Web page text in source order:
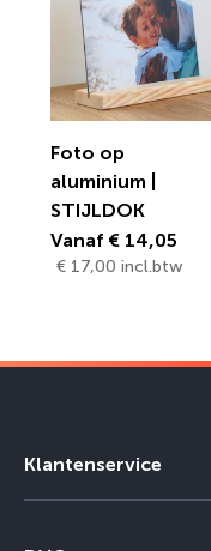
Foto op
aluminium |
STIJLDOK
Vanaf € 14,05
€ 17,00 incl.btw
Klantenservice